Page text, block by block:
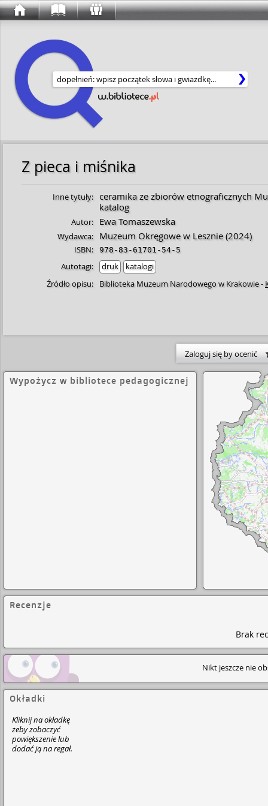
Wyszukaj w serwisie
Z pieca i miśnika
Inne tytuły:
ceramika ze zbiorów etnograficznych
katalog
Autor: Ewa Tomaszewska
Wydawca: Muzeum Okręgowe w Lesznie(2024)
ISBN: 978-83-61701-54-5
Autotagi: druk
katalogi
Źródło opisu:
Biblioteka Muzeum Narodowego w Krakowie-
Zaloguj się by ocenić
Wypożycz w bibliotece pedagogicznej
Recenzje
Brak
Nikt jeszcze nie
Okładki
Kliknij na okładkę
żeby zobaczyć
powiększenie lub
dodać ją na regał.